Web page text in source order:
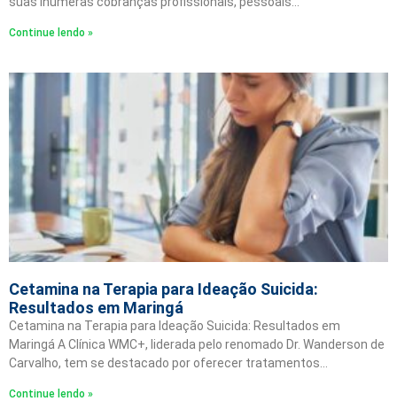
Continue lendo »
Cetamina na Terapia para Ideação Suicida:
Resultados em Maringá
Cetamina na Terapia para Ideação Suicida: Resultados em
Maringá A Clínica WMC+, liderada pelo renomado Dr. Wanderson de
Carvalho, tem se destacado por oferecer tratamentos…
Continue lendo »